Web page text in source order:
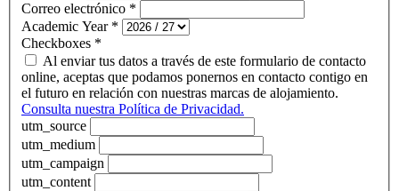
Correo electrónico *
Academic Year *
Checkboxes *
Al enviar tus datos a través de este formulario de contacto
online, aceptas que podamos ponernos en contacto contigo en
el futuro en relación con nuestras marcas de alojamiento.
Consulta nuestra Política de Privacidad.
utm_source
utm_medium
utm_campaign
utm_content